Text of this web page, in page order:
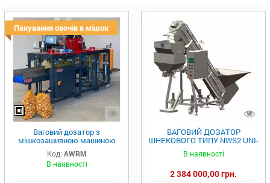
Пакування овочів в мішок
Ваговий дозатор з
мішкозашивною машиною
AWRM
Код: AWRM
В наявності
ВАГОВИЙ ДОЗАТОР
ШНЕКОВОГО ТИПУ NWS2 UNI-
В наявності
2 384 000,00 грн.